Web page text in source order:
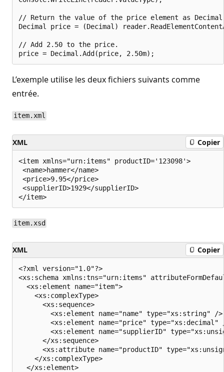
// Return the value of the price element as
Decimal price = (Decimal)
// Add 2.50 to the price.
L’exemple utilise les deux fichiers suivants comme
entrée.
item.xml
XML Copier
<item xmlns="urn:items" productID='123098'>
<name>hammer</name>
<price>9.95</price>
<supplierID>1929</supplierID>
item.xsd
XML Copier
<?xml version="1.0"?>
<xs:schema xmlns:tns="urn:items"
  <xs:element name="item">
    <xs:complexType>
      <xs:sequence>
        <xs:element name="name" type="xs:string" />
<xs:element name="price" type="xs:decimal"
<xs:element name="supplierID"
      </xs:sequence>
<xs:attribute name="productID"
    </xs:complexType>
  </xs:element>